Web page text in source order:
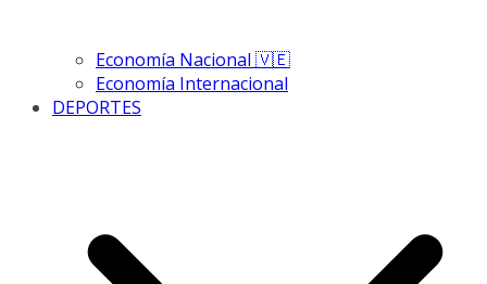
Economía Nacional 🇻🇪
Economía Internacional
DEPORTES